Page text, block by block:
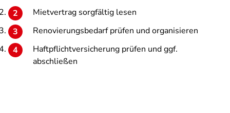
Mietvertrag sorgfältig lesen
Renovierungsbedarf prüfen und organisieren
Haftpflichtversicherung prüfen und ggf.
abschließen